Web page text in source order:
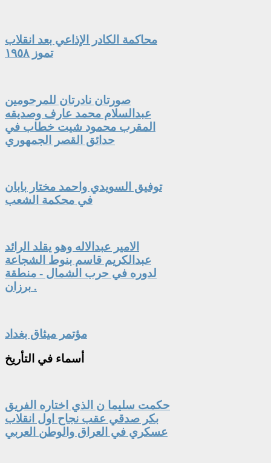
محاكمة الكادر الإذاعي بعد انقلاب
تموز ١٩٥٨
صورتان نادرتان للمرحومين
عبدالسلام محمد عارف وصديقه
المقرب محمود شيت خطاب في
حدائق القصر الجمهوري
توفيق السويدي واحمد مختار بابان
في محكمة الشعب
الامير عبدالاله وهو يقلد الرائد
عبدالكريم قاسم بنوط الشجاعة
لدوره في حرب الشمال - منطقة
برزان .
مؤتمر ميثاق بغداد
أسماء في التأريخ
حكمت سليما ن الذي اختاره الفريق
بكر صدقي عقب نجاح اول انقلاب
عسكري في العراق والوطن العربي